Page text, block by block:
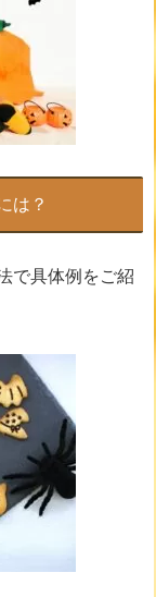
は？
で具体例をご紹